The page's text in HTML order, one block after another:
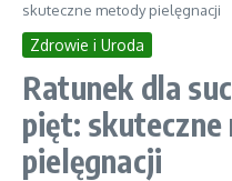
skuteczne metody pielęgnacji
Zdrowie i Uroda
Ratunek dla
pięt:
pielęgnacji